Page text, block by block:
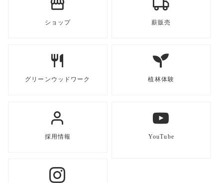
ショップ 薪販売
グリーンウッドワーク 植林体験
採用情報 YouTube